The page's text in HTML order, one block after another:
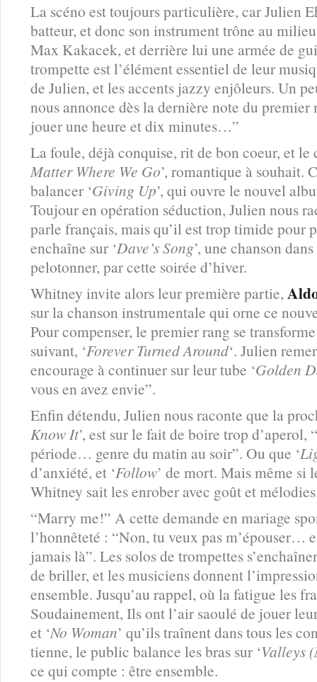
La scéno est toujours particulière, car Julien
batteur, et donc son instrument trône au
Max Kakacek, et derrière lui une armée de
trompette est l’élément essentiel de leur
de Julien, et les accents jazzy enjôleurs. Un
nous annonce dès la dernière note du
jouer une heure et dix minutes…”
La foule, déjà conquise, rit de bon coeur, et le
Matter Where We Go’, romantique à souhait.
balancer ‘Giving Up’, qui ouvre le nouvel
Toujour en opération séduction, Julien nous
parle français, mais qu’il est trop timide pour
enchaîne sur ‘Dave’s Song’, une chanson
pelotonner, par cette soirée d’hiver.
Whitney invite alors leur première partie,
sur la chanson instrumentale qui orne ce
Pour compenser, le premier rang se
suivant, ‘Forever Turned Around‘. Julien
encourage à continuer sur leur tube ‘Golden
vous en avez envie”.
Enfin détendu, Julien nous raconte que la
Know It’, est sur le fait de boire trop d’aperol,
période… genre du matin au soir”. Ou que ‘
d’anxiété, et ‘Follow’ de mort. Mais même si
Whitney sait les enrober avec goût et
“Marry me!” A cette demande en mariage
l’honnêteté : “Non, tu veux pas m’épouser…
jamais là”. Les solos de trompettes
de briller, et les musiciens donnent
ensemble. Jusqu’au rappel, où la fatigue les
Soudainement, Ils ont l’air saoulé de jouer
et ‘No Woman’ qu’ils traînent dans tous les
tienne, le public balance les bras sur ‘Valleys
ce qui compte : être ensemble.